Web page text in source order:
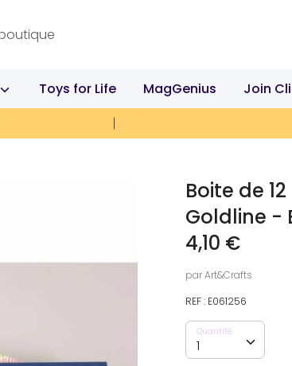
Toys for Life MagGenius Join
Boite de
Goldline -
4,10 €
parArt&Crafts
REF : E061256
Quantité
1
Quantité